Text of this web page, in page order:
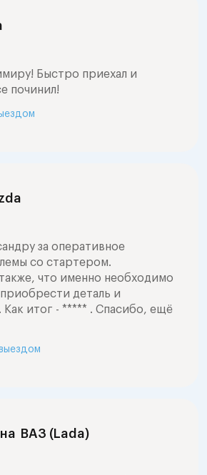
Быстро приехал и
починил!
за оперативное
со стартером.
что именно необходимо
деталь и
Как итог - ***** . Спасибо, ещё
на ВАЗ (Lada)